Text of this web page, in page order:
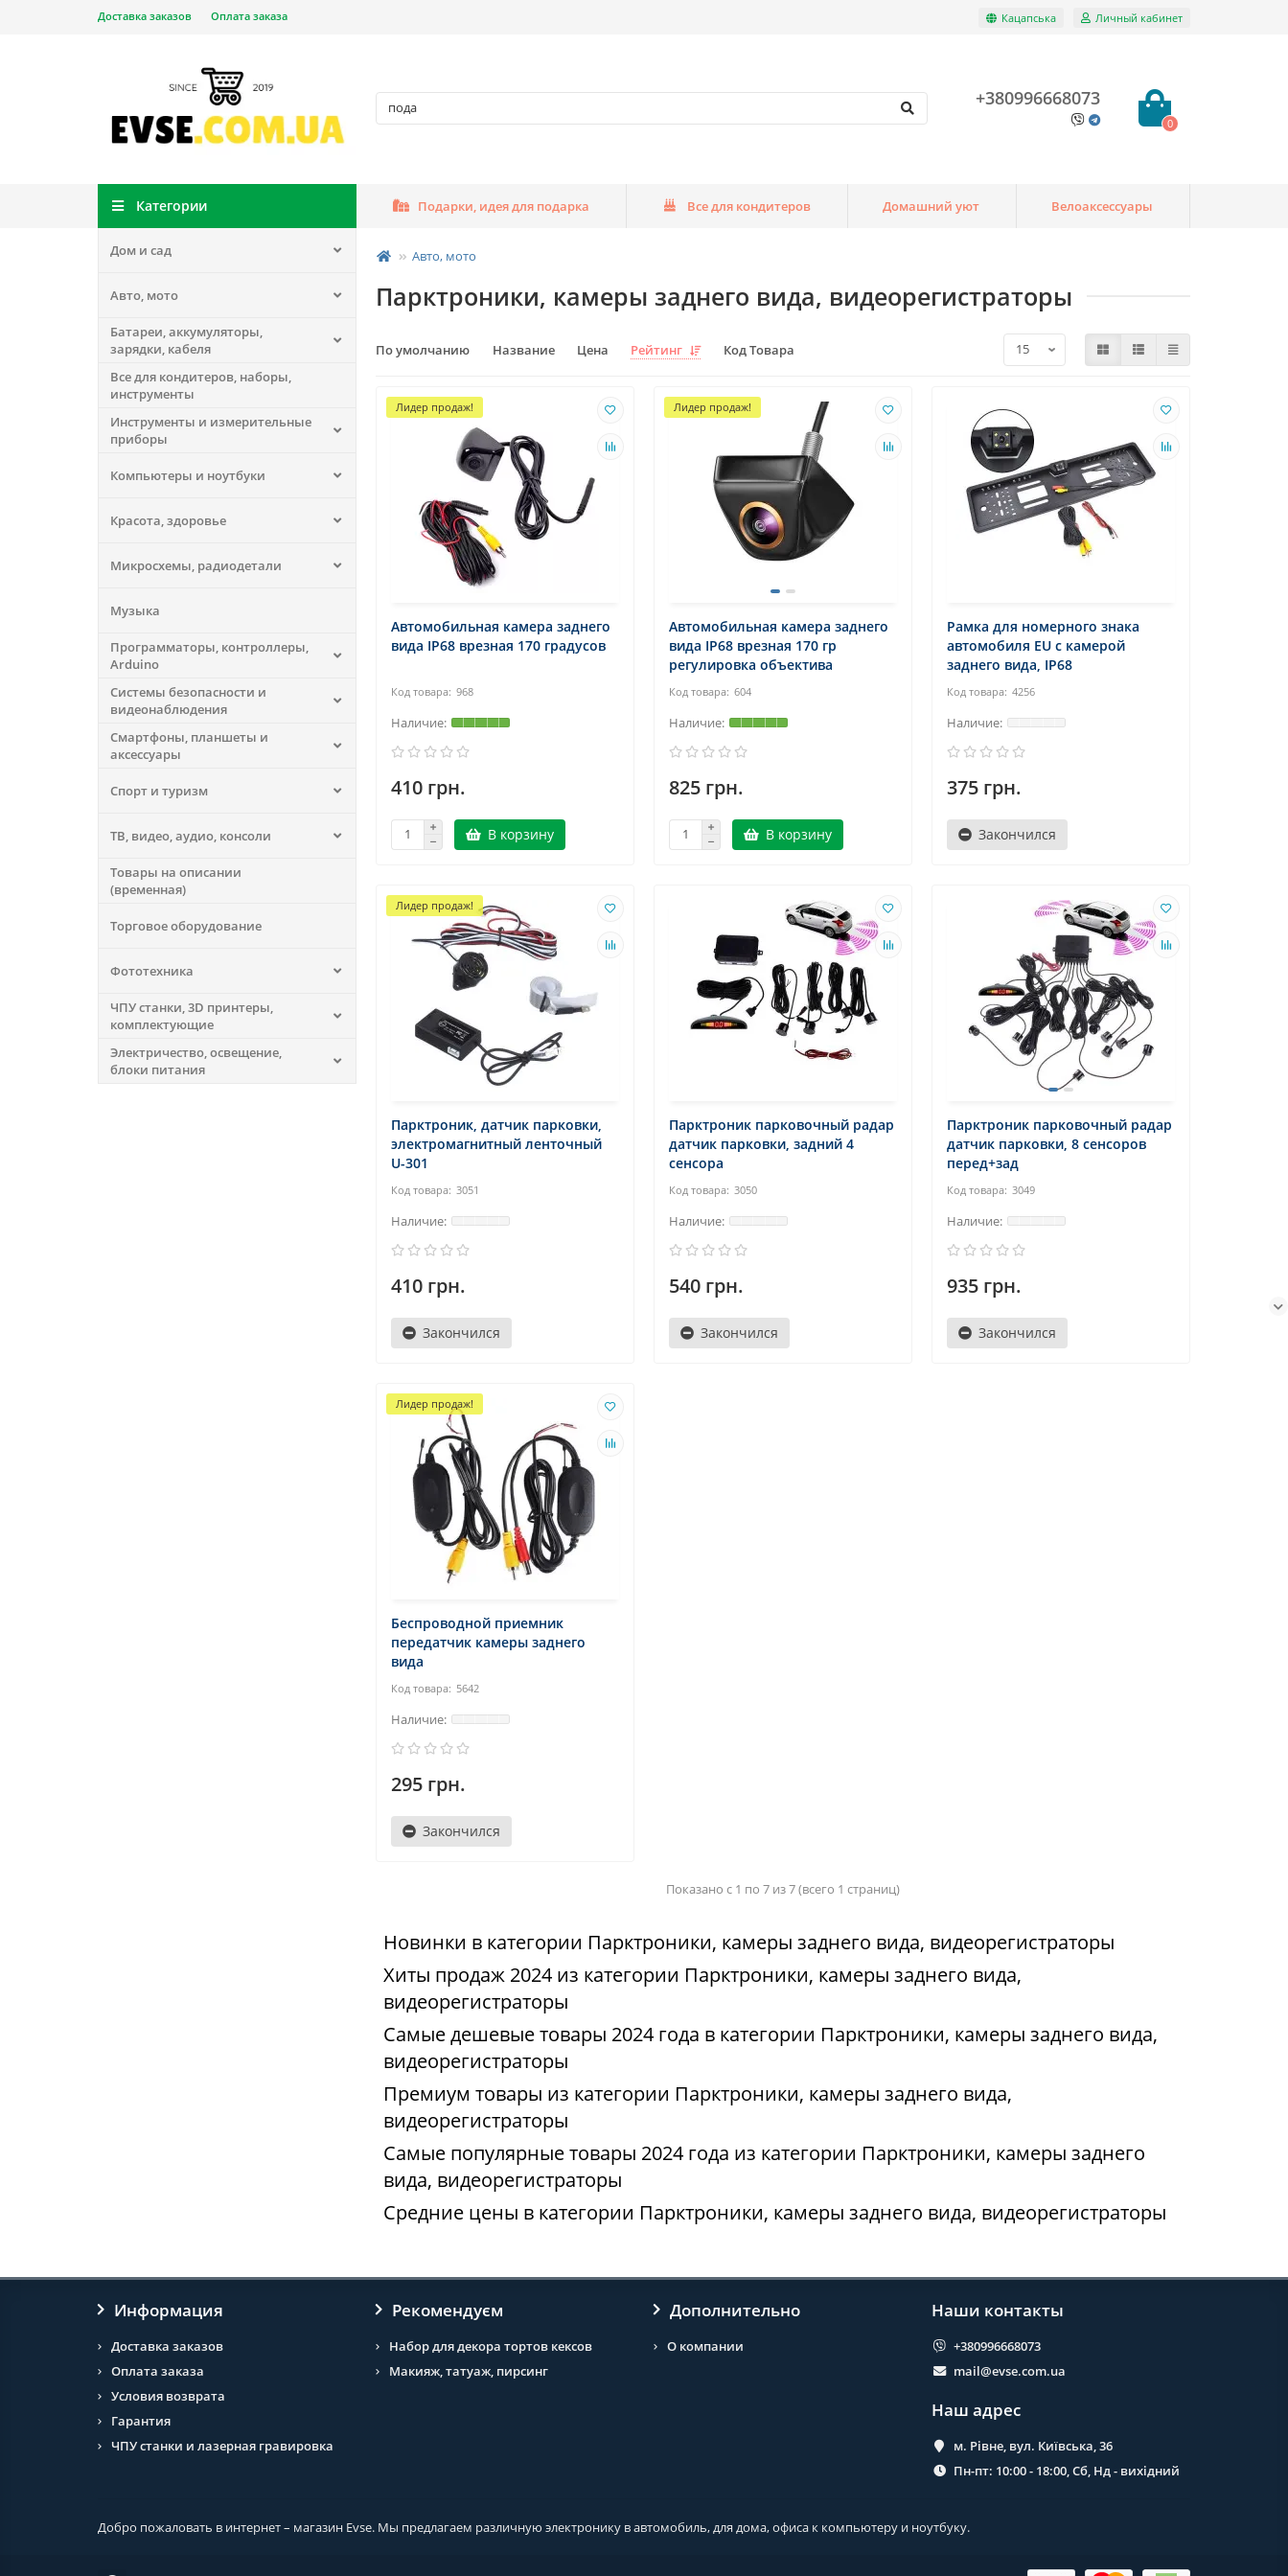
Доставка заказов Оплата заказа Кацапська Личный кабинет
+380996668073
0
Категории
Дом и сад
Авто, мото
Батареи, аккумуляторы,
зарядки, кабеля
Все для кондитеров, наборы,
инструменты
Инструменты и измерительные
приборы
Компьютеры и ноутбуки
Красота, здоровье
Микросхемы, радиодетали
Музыка
Программаторы, контроллеры,
Arduino
Системы безопасности и
видеонаблюдения
Смартфоны, планшеты и
аксессуары
Спорт и туризм
ТВ, видео, аудио, консоли
Товары на описании
(временная)
Торговое оборудование
Фототехника
ЧПУ станки, 3D принтеры,
комплектующие
Электричество, освещение,
блоки питания
Подарки, идея для подарка Все для кондитеров Домашний уют Велоаксессуары
Авто, мото
Парктроники, камеры заднего вида, видеорегистраторы
По умолчанию Название Цена Рейтинг Код Товара
Лидер продаж!
Автомобильная камера заднего
вида IP68 врезная 170 градусов
968
410 грн.
В корзину
Лидер продаж!
Автомобильная камера заднего
вида IP68 врезная 170 гр
регулировка объектива
604
825 грн.
В корзину
Рамка для номерного знака
автомобиля EU с камерой
заднего вида, IP68
4256
375 грн.
Закончился
Лидер продаж!
Парктроник, датчик парковки,
электромагнитный ленточный
U-301
3051
410 грн.
Закончился
Парктроник парковочный радар
датчик парковки, задний 4
сенсора
3050
540 грн.
Закончился
Парктроник парковочный радар
датчик парковки, 8 сенсоров
перед+зад
3049
935 грн.
Закончился
Лидер продаж!
Беспроводной приемник
передатчик камеры заднего
вида
5642
295 грн.
Закончился
Показано с 1 по 7 из 7 (всего 1 страниц)
Новинки в категории Парктроники, камеры заднего вида, видеорегистраторы
Хиты продаж 2024 из категории Парктроники, камеры заднего вида,
видеорегистраторы
Самые дешевые товары 2024 года в категории Парктроники, камеры заднего вида,
видеорегистраторы
Премиум товары из категории Парктроники, камеры заднего вида,
видеорегистраторы
Самые популярные товары 2024 года из категории Парктроники, камеры заднего
вида, видеорегистраторы
Средние цены в категории Парктроники, камеры заднего вида, видеорегистраторы
Информация
Доставка заказов
Оплата заказа
Условия возврата
Гарантия
ЧПУ станки и лазерная гравировка
Рекомендуєм
Набор для декора тортов кексов
Макияж, татуаж, пирсинг
Дополнительно
О компании
Наши контакты
+380996668073
mail@evse.com.ua
Наш адрес
м. Рівне, вул. Київська, 36
Пн-пт: 10:00 - 18:00, Сб, Нд - вихідний
Добро пожаловать в интернет – магазин Evse. Мы предлагаем различную электронику в автомобиль, для дома, офиса к компьютеру и ноутбуку.